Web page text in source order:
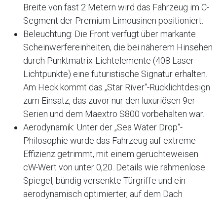
Breite von fast 2 Metern wird das Fahrzeug im C-
Segment der Premium-Limousinen positioniert.
Beleuchtung: Die Front verfügt über markante
Scheinwerfereinheiten, die bei näherem Hinsehen
durch Punktmatrix-Lichtelemente (408 Laser-
Lichtpunkte) eine futuristische Signatur erhalten.
Am Heck kommt das „Star River“-Rücklichtdesign
zum Einsatz, das zuvor nur den luxuriösen 9er-
Serien und dem Maextro S800 vorbehalten war.
Aerodynamik: Unter der „Sea Water Drop“-
Philosophie wurde das Fahrzeug auf extreme
Effizienz getrimmt, mit einem gerüchteweisen
cW-Wert von unter 0,20. Details wie rahmenlose
Spiegel, bündig versenkte Türgriffe und ein
aerodynamisch optimierter, auf dem Dach